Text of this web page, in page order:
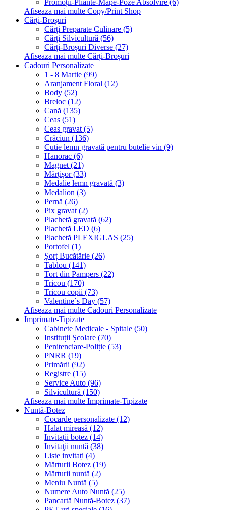
Promoții-Pliante-Mape-Poze Absolvire (6)
Afiseaza mai multe Copy/Print Shop
Cărți-Broșuri
Cărți Preparate Culinare (5)
Cărți Silvicultură (56)
Cărți-Broșuri Diverse (27)
Afiseaza mai multe Cărți-Broșuri
Cadouri Personalizate
1 - 8 Martie (99)
Aranjament Floral (12)
Body (52)
Breloc (12)
Cană (135)
Ceas (51)
Ceas gravat (5)
Crăciun (136)
Cutie lemn gravată pentru butelie vin (9)
Hanorac (6)
Magnet (21)
Mărțișor (33)
Medalie lemn gravată (3)
Medalion (3)
Pernă (26)
Pix gravat (2)
Plachetă gravată (62)
Plachetă LED (6)
Plachetă PLEXIGLAS (25)
Portofel (1)
Șorț Bucătărie (26)
Tablou (141)
Tort din Pampers (22)
Tricou (170)
Tricou copii (73)
Valentine´s Day (57)
Afiseaza mai multe Cadouri Personalizate
Imprimate-Tipizate
Cabinete Medicale - Spitale (50)
Instituții Școlare (70)
Penitenciare-Poliție (53)
PNRR (19)
Primării (92)
Registre (15)
Service Auto (96)
Silvicultură (150)
Afiseaza mai multe Imprimate-Tipizate
Nuntă-Botez
Cocarde personalizate (12)
Halat mireasă (12)
Invitații botez (14)
Invitaţii nuntă (38)
Liste invitați (4)
Mărturii Botez (19)
Mărturii nuntă (2)
Meniu Nuntă (5)
Numere Auto Nuntă (25)
Pancartă Nuntă-Botez (37)